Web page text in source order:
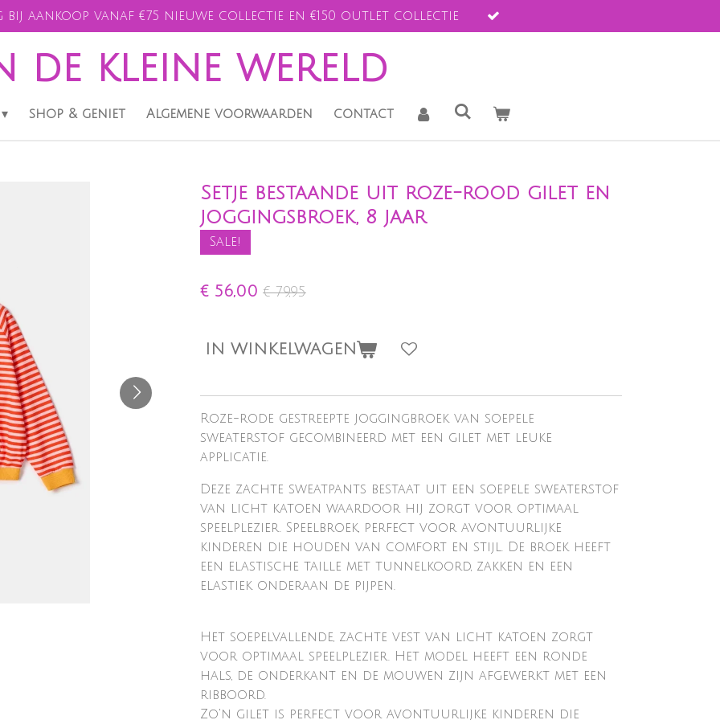
bij aankoop vanaf €75 nieuwe collectie en €150 outlet collectie
de kleine wereld
shop & geniet Algemene voorwaarden contact
Setje bestaande uit roze-rood gilet en
joggingsbroek, 8 jaar
Sale!
€ 56,00 € 79,95
IN WINKELWAGEN
Roze-rode gestreepte joggingbroek van soepele
sweaterstof gecombineerd met een gilet met leuke
applicatie.
Deze zachte sweatpants bestaat uit een soepele sweaterstof
van licht katoen waardoor hij zorgt voor optimaal
speelplezier. Speelbroek, perfect voor avontuurlijke
kinderen die houden van comfort en stijl. De broek heeft
een elastische taille met tunnelkoord, zakken en een
elastiek onderaan de pijpen.
Het soepelvallende, zachte vest van licht katoen zorgt
voor optimaal speelplezier. Het model heeft een ronde
hals, de onderkant en de mouwen zijn afgewerkt met een
ribboord.
Zo'n gilet is perfect voor avontuurlijke kinderen die